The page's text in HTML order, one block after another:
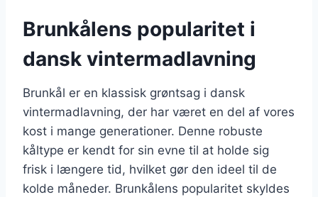
Brunkålens popularitet i
dansk vintermadlavning
Brunkål er en klassisk grøntsag i dansk
vintermadlavning, der har været en del af vores
kost i mange generationer. Denne robuste
kåltype er kendt for sin evne til at holde sig
frisk i længere tid, hvilket gør den ideel til de
kolde måneder. Brunkålens popularitet skyldes